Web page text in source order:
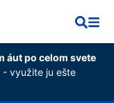
áut po celom svete
- využite ju ešte